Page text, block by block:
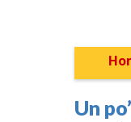
Sub menu
Un